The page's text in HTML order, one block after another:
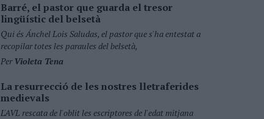
Barré, el pastor que guarda el tresor
lingüístic del belsetà
Qui és Ánchel Lois Saludas, el pastor que s'ha entestat a
recopilar totes les paraules del belsetà,
PerVioleta Tena
La resurrecció de les nostres lletraferides
medievals
L'AVL rescata de l'oblit les escriptores de l'edat mitjana